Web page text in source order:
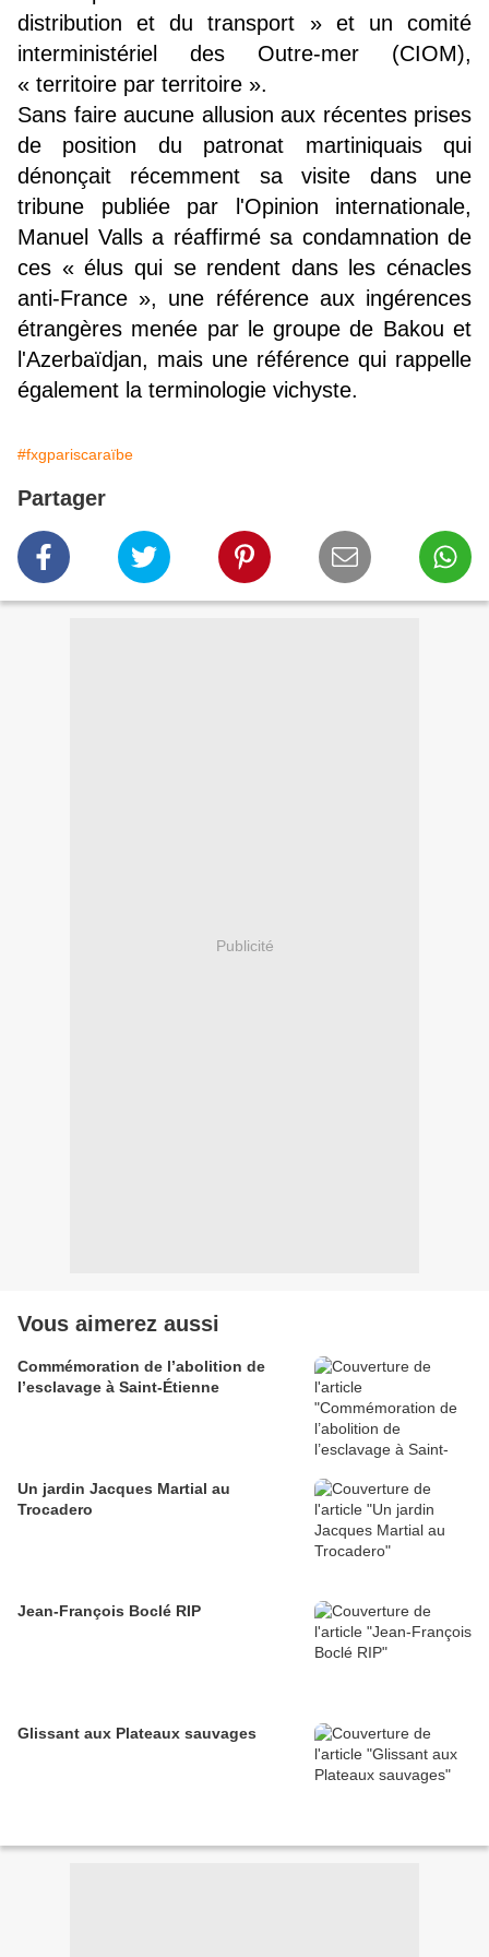
distribution et du transport » et un comité
interministériel des Outre-mer (CIOM),
« territoire par territoire ».
Sans faire aucune allusion aux récentes prises
de position du patronat martiniquais qui
dénonçait récemment sa visite dans une
tribune publiée par l'Opinion internationale,
Manuel Valls a réaffirmé sa condamnation de
ces « élus qui se rendent dans les cénacles
anti-France », une référence aux ingérences
étrangères menée par le groupe de Bakou et
l'Azerbaïdjan, mais une référence qui rappelle
également la terminologie vichyste.
#fxgpariscaraïbe
Partager
Publicité
Vous aimerez aussi
Commémoration de l’abolition de
l’esclavage à Saint-Étienne
Un jardin Jacques Martial au
Trocadero
Jean-François Boclé RIP
Glissant aux Plateaux sauvages